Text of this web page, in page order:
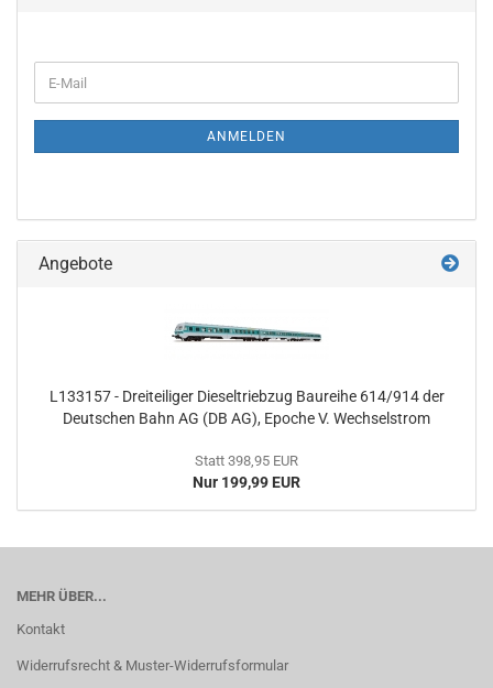
ZUR
E-
Mail
ANMELDEN
Angebote
L133157 - Dreiteiliger Dieseltriebzug Baureihe 614/914 der
Deutschen Bahn AG (DB AG), Epoche V. Wechselstrom
Statt 398,95 EUR
Nur 199,99 EUR
MEHR ÜBER...
Kontakt
Widerrufsrecht & Muster-Widerrufsformular